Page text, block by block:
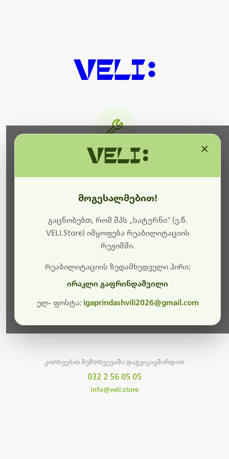
ბოდიშს გიხდით შეფერხებისთვის. ამჟამად
მიმდინარეობს საიტის განახლება და ტექნიკური
სამუშაოები.
მალე ისევ ხელმისაწვდომი იქნება. გმადლობთ
კითხვების შემთხვევაში დაგვიკავშირდით
032 2 56 05 05
info@veli.store
მოგესალმებით!
გაცნობებთ, რომ შპს „სატურნი“ (ე.წ.
VELI.Store) იმყოფება რეაბილიტაციის
რეჟიმში.
რეაბილიტაციის ზედამხედველი პირი:
ირაკლი გაფრინდაშვილი
ელ- ფოსტა: igaprindashvili2026@gmail.com
×